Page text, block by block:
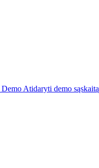
Demo Atidaryti demo sąskaitą